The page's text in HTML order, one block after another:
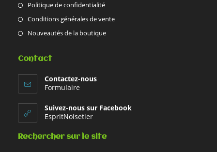
Politique de confidentialité
Conditions générales de vente
Nouveautés de la boutique
Contact
Contactez-nous
Formulaire
Suivez-nous sur Facebook
EspritNoisetier
Rechercher sur le site